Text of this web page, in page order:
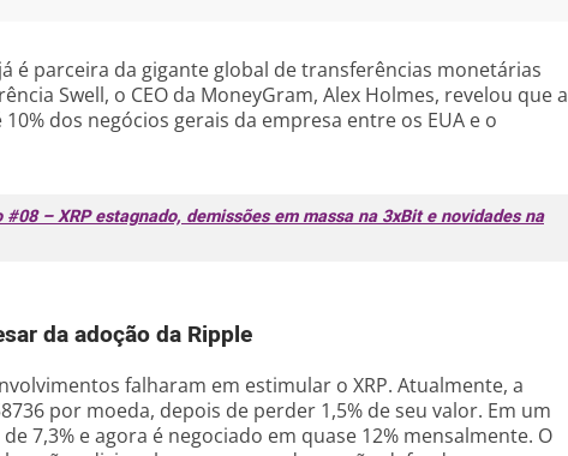
é parceira da gigante global de transferências monetárias
Swell, o CEO da MoneyGram, Alex Holmes, revelou que a
dos negócios gerais da empresa entre os EUA e o
#08 – XRP estagnado, demissões em massa na 3xBit e novidades na
da adoção da Ripple
falharam em estimular o XRP. Atualmente, a
por moeda, depois de perder 1,5% de seu valor. Em um
7,3% e agora é negociado em quase 12% mensalmente. O